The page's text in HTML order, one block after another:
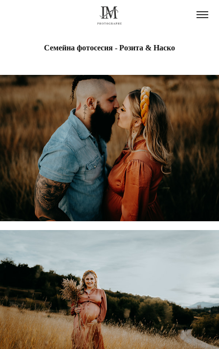
Семейна фотосесия - Розита & Наско